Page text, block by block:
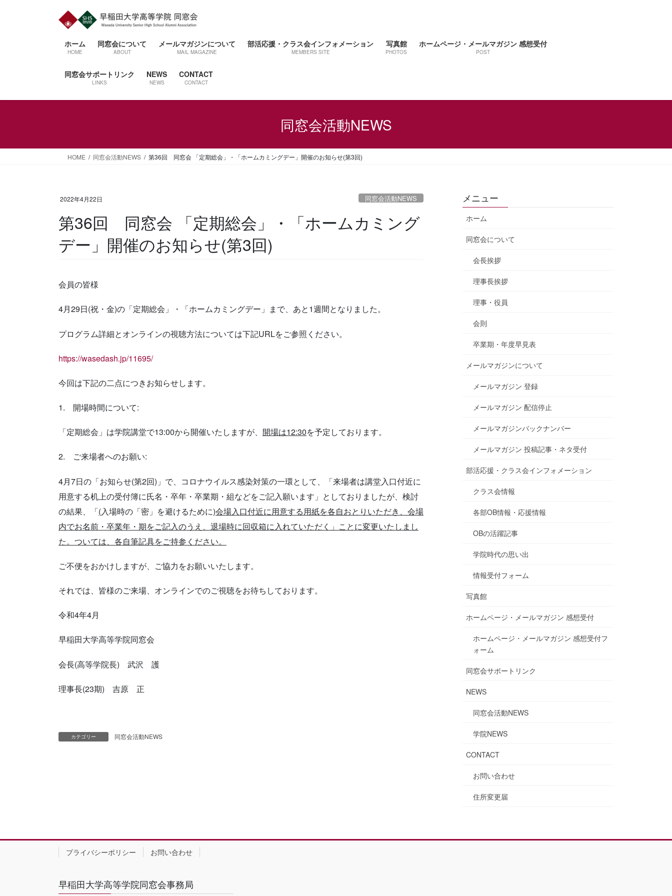
ッ
移
ホーム
HOME
同窓会について
ABOUT
メールマガジンについて
MAIL MAGAZINE
部活応援・クラス会インフォメーション
MEMBERS SITE
写真館
PHOTOS
ホームページ・メールマガジン 感想受付
POST
同窓会サポートリンク
LINKS
NEWS
NEWS
CONTACT
CONTACT
同窓会活動NEWS
HOME 同窓会活動NEWS 第36回 同窓会 「定期総会」・「ホームカミングデー」開催のお知らせ(第3回)
2022年4月22日 同窓会活動NEWS
第36回 同窓会 「定期総会」・「ホームカミング
デー」開催のお知らせ(第3回)
会員の皆様
4月29日(祝・金)の「定期総会」・「ホームカミングデー」まで、あと1週間となりました。
プログラム詳細とオンラインの視聴方法については下記URLをご参照ください。
https://wasedash.jp/11695/
今回は下記の二点につきお知らせします。
1. 開場時間について:
「定期総会」は学院講堂で13:00から開催いたしますが、 開場は12:30を予定しております。
2. ご来場者へのお願い:
4月7日の「お知らせ(第2回)」で、コロナウイルス感染対策の一環として、「来場者は講堂入口付近に
用意する机上の受付簿に氏名・卒年・卒業期・組などをご記入願います」としておりましたが、検討
の結果、「(入場時の「密」を避けるために)会場入口付近に用意する用紙を各自おとりいただき、会場
内でお名前・卒業年・期をご記入のうえ、退場時に回収箱に入れていただく」ことに変更いたしまし
た。ついては、各自筆記具をご持参ください。
ご不便をおかけしますが、ご協力をお願いいたします。
それでは、皆様のご来場、オンラインでのご視聴をお待ちしております。
令和4年4月
早稲田大学高等学院同窓会
会長(高等学院長) 武沢 護
理事長(23期) 吉原 正
カテゴリー 同窓会活動NEWS
メニュー
ホーム
同窓会について
会長挨拶
理事長挨拶
理事・役員
会則
卒業期・年度早見表
メールマガジンについて
メールマガジン 登録
メールマガジン 配信停止
メールマガジンバックナンバー
メールマガジン 投稿記事・ネタ受付
部活応援・クラス会インフォメーション
クラス会情報
各部OB情報・応援情報
OBの活躍記事
学院時代の思い出
情報受付フォーム
写真館
ホームページ・メールマガジン 感想受付
ホームページ・メールマガジン 感想受付フ
ォーム
同窓会サポートリンク
NEWS
同窓会活動NEWS
学院NEWS
CONTACT
お問い合わせ
住所変更届
プライバシーポリシー お問い合わせ
早稲田大学高等学院同窓会事務局